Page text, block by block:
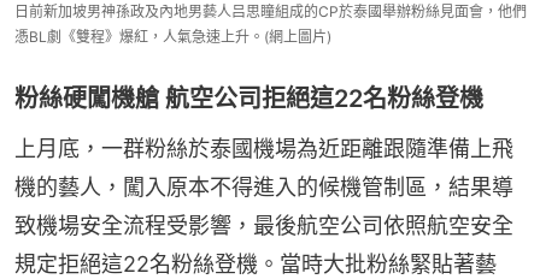
日前新加坡男神孫政及內地男藝人吕思瞳組成的CP於泰國舉辦粉絲見面會，他們
憑BL劇《雙程》爆紅，人氣急速上升。(網上圖片)
粉絲硬闖機艙 航空公司拒絕這22名粉絲登機
上月底，一群粉絲於泰國機場為近距離跟隨準備上飛
機的藝人，闖入原本不得進入的候機管制區，結果導
致機場安全流程受影響，最後航空公司依照航空安全
規定拒絕這22名粉絲登機。當時大批粉絲緊貼著藝